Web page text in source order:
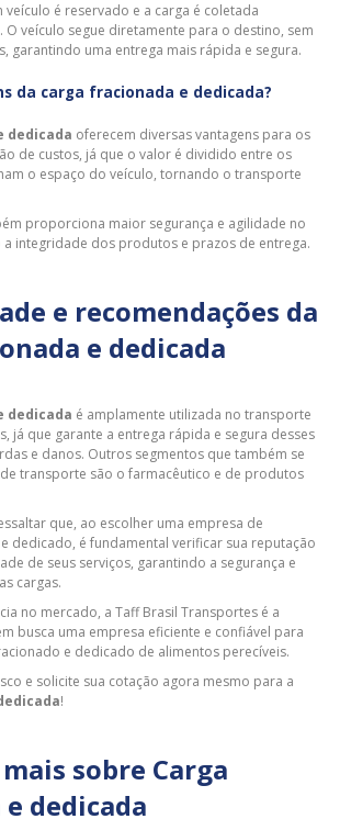
veículo é reservado e a carga é coletada
veículo segue diretamente para o destino, sem
garantindo uma entrega mais rápida e segura.
da carga fracionada e dedicada?
dedicada oferecem diversas vantagens para os
de custos, já que o valor é dividido entre os
o espaço do veículo, tornando o transporte
proporciona maior segurança e agilidade no
integridade dos produtos e prazos de entrega.
e recomendações da
e dedicada
dedicada é amplamente utilizada no transporte
já que garante a entrega rápida e segura desses
e danos. Outros segmentos que também se
transporte são o farmacêutico e de produtos
que, ao escolher uma empresa de
dedicado, é fundamental verificar sua reputação
de seus serviços, garantindo a segurança e
cargas.
no mercado, a Taff Brasil Transportes é a
busca uma empresa eficiente e confiável para
e dedicado de alimentos perecíveis.
e solicite sua cotação agora mesmo para a
!
sobre Carga
dedicada